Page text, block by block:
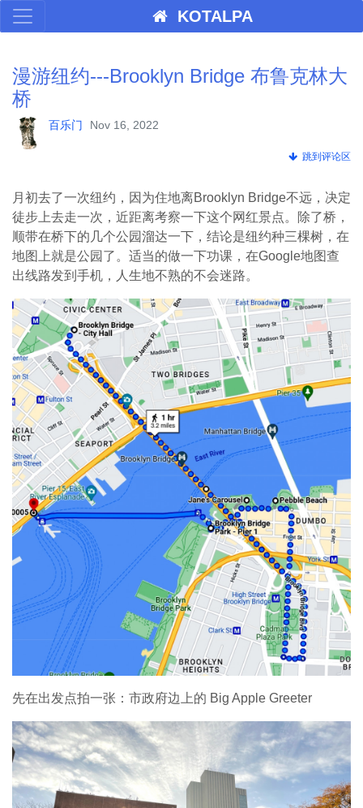
KOTALPA
漫游纽约---Brooklyn Bridge 布鲁克林大
桥
百乐门 Nov 16, 2022
跳到评论区
月初去了一次纽约，因为住地离Brooklyn Bridge不远，决定
徒步上去走一次，近距离考察一下这个网红景点。除了桥，
顺带在桥下的几个公园溜达一下，结论是纽约种三棵树，在
地图上就是公园了。适当的做一下功课，在Google地图查
出线路发到手机，人生地不熟的不会迷路。
先在出发点拍一张：市政府边上的 Big Apple Greeter